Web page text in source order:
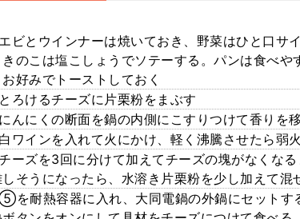
とウインナーは焼いておき、野菜はひと口サ
きのこは塩こしょうでソテーする。パンは食べや
お好みでトーストしておく
けるチーズに片栗粉をまぶす
にくの断面を鍋の内側にこすりつけて香りを
インを入れて火にかけ、軽く沸騰させたら弱
ズを3回に分けて加えてチーズの塊がなくなる
そうになったら、水溶き片栗粉を少し加えて混
耐熱容器に入れ、大同電鍋の外鍋にセットす